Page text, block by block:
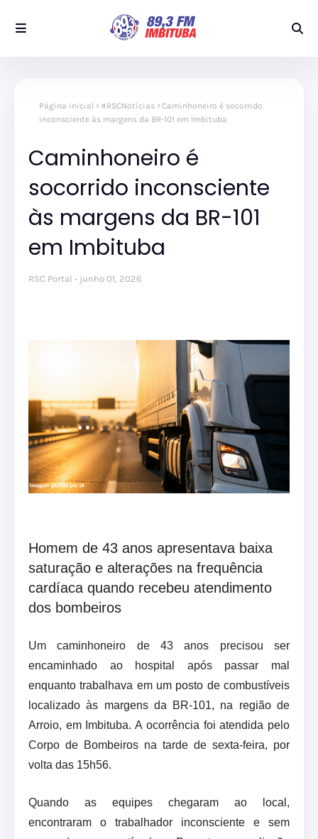
Página inicial #RSCNotícias
Caminhoneiro é socorrido
inconsciente às margens da BR-101 em Imbituba
Caminhoneiro é
socorrido inconsciente
às margens da BR-101
em Imbituba
RSC Portal junho 01, 2026
Homem de 43 anos apresentava baixa
saturação e alterações na frequência
cardíaca quando recebeu atendimento
dos bombeiros
Um caminhoneiro de 43 anos precisou ser
encaminhado ao hospital após passar mal
enquanto trabalhava em um posto de combustíveis
localizado às margens da BR-101, na região de
Arroio, em Imbituba. A ocorrência foi atendida pelo
Corpo de Bombeiros na tarde de sexta-feira, por
volta das 15h56.
Quando as equipes chegaram ao local,
encontraram o trabalhador inconsciente e sem